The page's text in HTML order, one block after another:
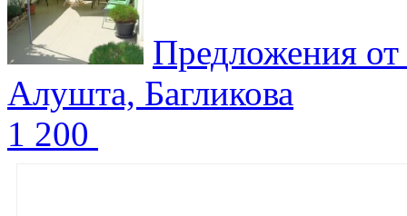
Предложения
Алушта, Багликова
1 200